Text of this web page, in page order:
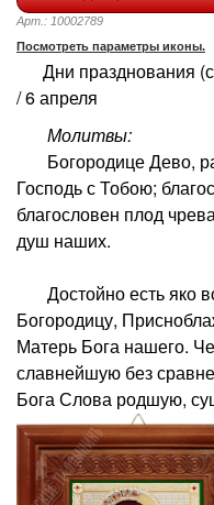
Арт.: 10002789
Посмотреть параметры иконы.
Дни празднования
/ 6 апреля
Молитвы:
Богородице Дево,
Господь с Тобою;
благословен плод
душ наших.
Достойно есть яко
Богородицу,
Матерь Бога нашего.
славнейшую без
Бога Слова родшую,